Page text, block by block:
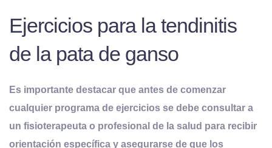
Ejercicios para la tendinitis
de la pata de ganso
Es importante destacar que antes de comenzar
cualquier programa de ejercicios se debe consultar a
un fisioterapeuta o profesional de la salud para recibir
orientación específica y asegurarse de que los